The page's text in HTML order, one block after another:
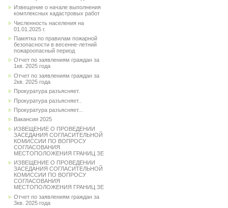
Извещение о начале выполнения
комплексных кадастровых работ
Численность населения на
01.01.2025 г.
Памятка по правилам пожарной
безопасности в весенне-летний
пожароопасный период
Отчет по заявлениям граждан за
1кв. 2025 года
Отчет по заявлениям граждан за
2кв. 2025 года
Прокуратура разъясняет.
Прокуратура разъясняет..
Прокуратура разъясняет...
Вакансии 2025
ИЗВЕЩЕНИЕ О ПРОВЕДЕНИИ
ЗАСЕДАНИЯ СОГЛАСИТЕЛЬНОЙ
КОМИССИИ ПО ВОПРОСУ
СОГЛАСОВАНИЯ
МЕСТОПОЛОЖЕНИЯ ГРАНИЦ ЗЕ
ИЗВЕЩЕНИЕ О ПРОВЕДЕНИИ
ЗАСЕДАНИЯ СОГЛАСИТЕЛЬНОЙ
КОМИССИИ ПО ВОПРОСУ
СОГЛАСОВАНИЯ
МЕСТОПОЛОЖЕНИЯ ГРАНИЦ ЗЕ
Отчет по заявлениям граждан за
3кв. 2025 года